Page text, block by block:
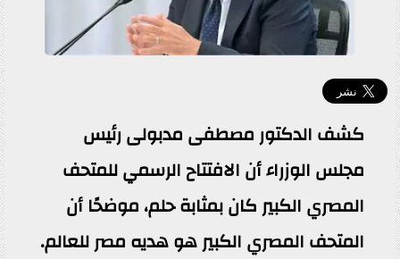
كشف الدكتور مصطفى مدبولى رئيس
مجلس الوزراء أن الافتتاح الرسمي للمتحف
المصري الكبير كان بمثابة حلم، موضحًا أن
المتحف المصري الكبير هو هديه مصر للعالم.